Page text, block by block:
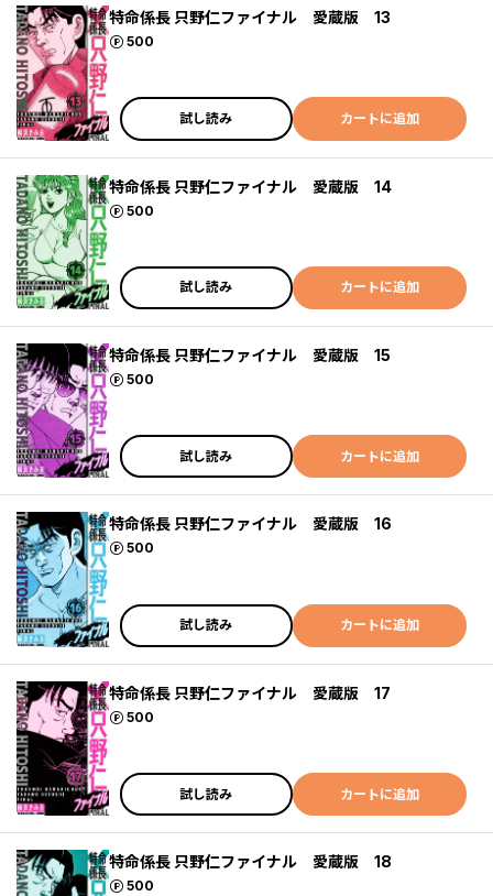
特命係長 只野仁ファイナル 愛蔵版 13
500
ポイント
試し読み カートに追加
特命係長 只野仁ファイナル 愛蔵版 14
500
ポイント
試し読み カートに追加
特命係長 只野仁ファイナル 愛蔵版 15
500
ポイント
試し読み カートに追加
特命係長 只野仁ファイナル 愛蔵版 16
500
ポイント
試し読み カートに追加
特命係長 只野仁ファイナル 愛蔵版 17
500
ポイント
試し読み カートに追加
特命係長 只野仁ファイナル 愛蔵版 18
500
ポイント